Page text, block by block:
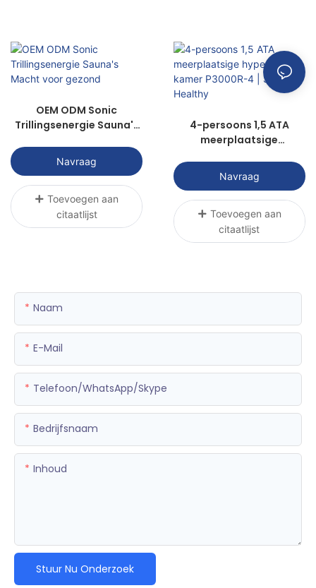
OEM ODM Sonic
Trillingsenergie Sauna's
Navraag
Toevoegen aan
citaatlijst
4-persoons 1,5 ATA
meerplaatsige
P3000R-4 | Sunwith
Healthy
Navraag
Toevoegen aan
citaatlijst
Naam
E-Mail
Telefoon/WhatsApp/Skype
Bedrijfsnaam
Inhoud
Stuur Nu Onderzoek